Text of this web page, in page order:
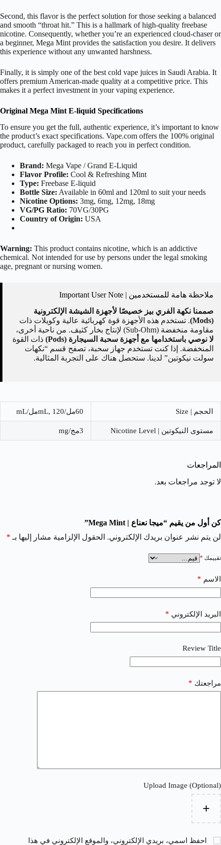
Second, this flavor is the perfect solution for those seeking a balanced
and smooth “throat hit.” This is a hallmark of high-quality freebase
nicotine. Consequently, whether you’re an experienced cloud-chaser or
a beginner, Mega Mint provides the satisfaction you desire. It delivers
this experience without any unwanted harshness.
Finally, it is simply one of the best cold vape juices in Saudi Arabia. It
offers premium American-made quality at a competitive price. This
makes it a perfect investment in your vaping experience.
Original Mega Mint E-liquid Specifications
To ensure you get the full, authentic experience, it’s important to know
the product’s exact specifications. Vape.com offers the 100% original
product, carefully packaged to reach you in perfect condition.
Brand: Mega Vape / Grand E-Liquid
Flavor Profile: Cool & Refreshing Mint
Type: Freebase E-liquid
Bottle Size: Available in 60ml and 120ml to suit your needs
Nicotine Options: 3mg, 6mg, 12mg, 18mg
VG/PG Ratio: 70VG/30PG
Country of Origin: USA
Warning: This product contains nicotine, which is an addictive
chemical. Not intended for use by persons under the legal smoking
age, pregnant or nursing women.
ملاحظة هامة للمستخدمين | Important User Note
صممنا نكهة الفري بيز خصيصًا لأجهزة الشيشة الإلكترونية
(Mods)
. تستخدم هذه الأجهزة قوة كهربائية عالية وكويلات ذات
مقاومة منخفضة (Sub-Ohm) لإنتاج بخار كثيف. من ناحية أخرى،
لا نوصي باستخدامها مع أجهزة سحبة السيجارة (Pods)
ذات القوة
المنخفضة. إذا كنت تستخدم جهاز سحبة، تصفح قسم “نكهات
سولت نيكوتين” لدينا. ستحصل هناك على التجربة المثالية.
الحجم | Size 60مل/mL, 120مل/mL
مستوى النيكوتين | Nicotine Level 3مج/mg
المراجعات
لا توجد مراجعات بعد.
كن أول من يقيم “ميجا نعناع | Mega Mint”
لن يتم نشر عنوان بريدك الإلكتروني. الحقول الإلزامية مشار إليها بـ *
تقييمك *
الاسم *
البريد الإلكتروني *
Review Title
مراجعتك *
Upload Image (Optional)
احفظ اسمي، بريدي الإلكتروني، والموقع الإلكتروني في هذا